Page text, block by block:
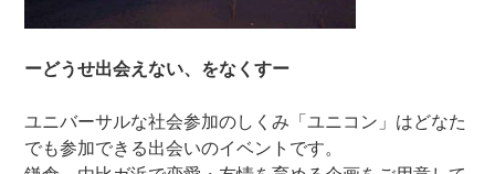
ーどうせ出会えない、をなくすー
ユニバーサルな社会参加のしくみ「ユニコン」はどなた
でも参加できる出会いのイベントです。